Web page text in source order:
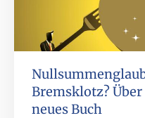
Bremsklotz?
neues Buch